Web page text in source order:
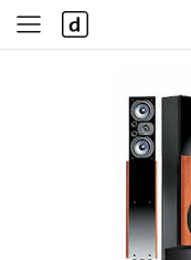
사
이
다
나
와